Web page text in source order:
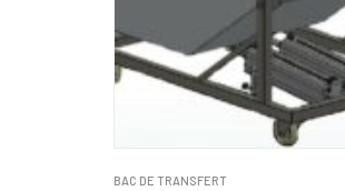
BAC DE TRANSFERT